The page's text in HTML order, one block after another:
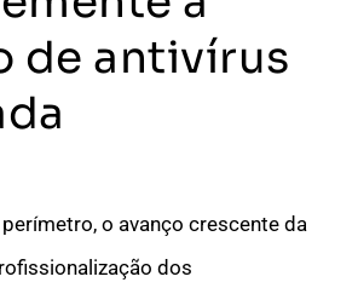
de antivírus
o avanço crescente da
dos